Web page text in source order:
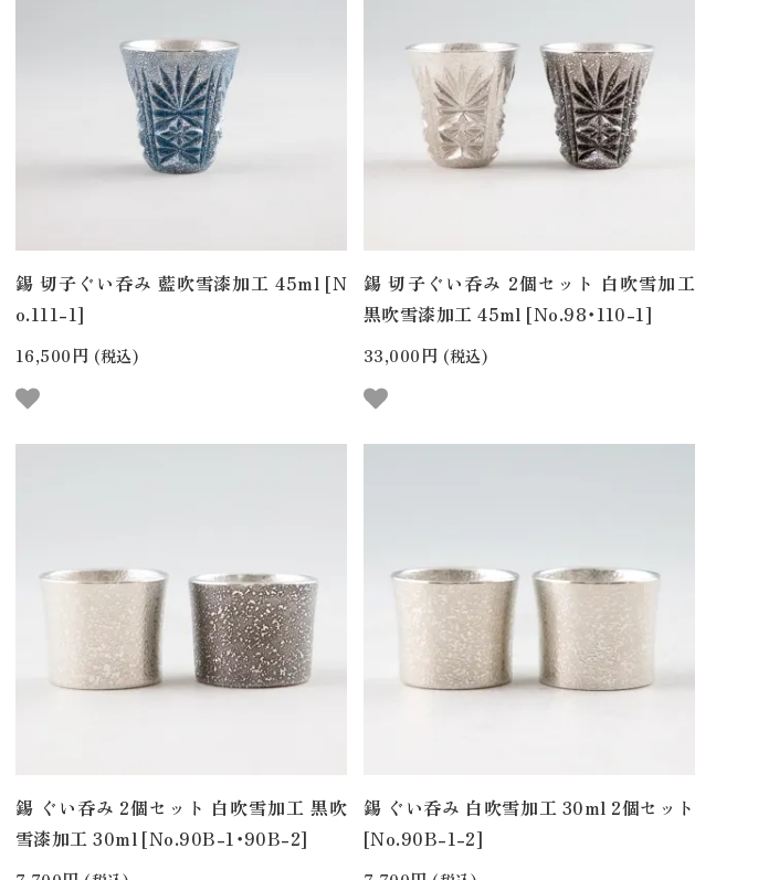
錫 切子ぐい呑み 藍吹雪漆加工 45ml [N
o.111-1]
16,500円 (税込)
錫 切子ぐい呑み 2個セット 白吹雪加工
黒吹雪漆加工 45ml [No.98・110-1]
33,000円 (税込)
錫 ぐい呑み 2個セット 白吹雪加工 黒吹
雪漆加工 30ml [No.90B-1・90B-2]
錫 ぐい呑み 白吹雪加工 30ml 2個セット
[No.90B-1-2]